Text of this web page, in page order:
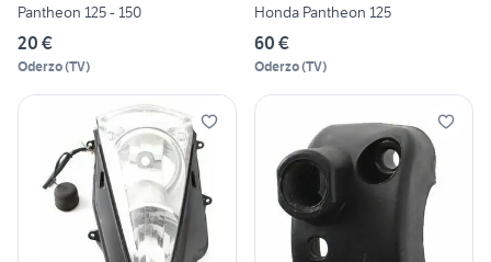
Pantheon 125 - 150
20 €
Oderzo(TV)
Honda Pantheon 125
60 €
Oderzo(TV)